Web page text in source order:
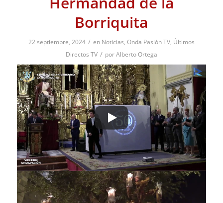
Borriquita
22 septiembre, 2024 / en Noticias, Onda Pasión TV, Últimos
Directos TV / porAlberto Ortega